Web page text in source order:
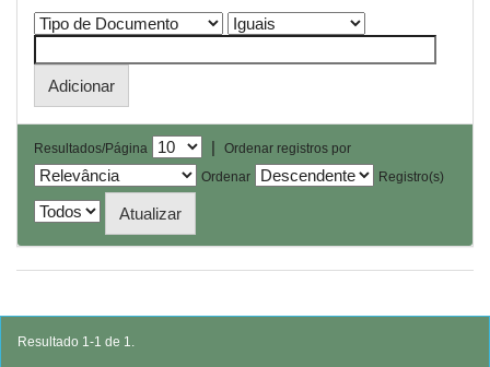
Resultados/Página |
Ordenar registros por
Ordenar
Registro(s)
Resultado 1-1 de 1.